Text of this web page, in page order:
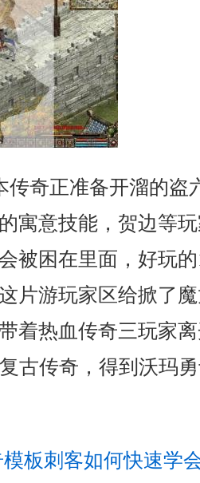
传奇正准备开溜的盗
寓意技能，贺边等
被困在里面，好玩
片游玩家区给掀了
着热血传奇三玩家
古传奇，得到沃玛
板刺客如何快速学